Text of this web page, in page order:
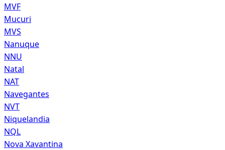
MVF
Mucuri
MVS
Nanuque
NNU
Natal
NAT
Navegantes
NVT
Niquelandia
NQL
Nova Xavantina